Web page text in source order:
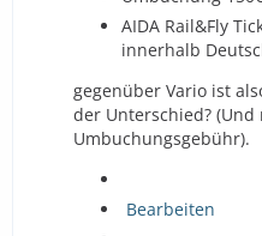
AIDA Rail&Fly
innerhalb
gegenüber Vario ist
der Unterschied?
Umbuchungsgebühr).
Bearbeiten